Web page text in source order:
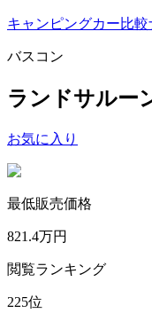
キャンピングカー比較
バスコン
ランドサルー
お気に入り
最低販売価格
821.4万円
閲覧ランキング
225位